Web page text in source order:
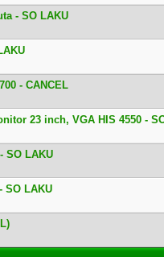
- SO LAKU
- CANCEL
23 inch, VGA HIS 4550 -
0 Voting - 0 dari 5
SO LAKU
SO LAKU